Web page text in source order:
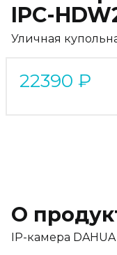
IPC-
Уличная
22390 ₽
О
IP-камера